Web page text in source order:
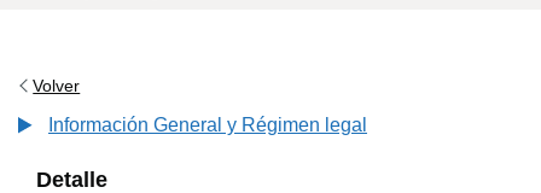
Volver
Información General y Régimen legal
Detalle